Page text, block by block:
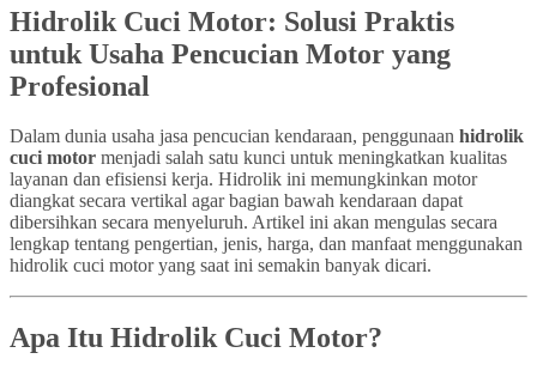
Hidrolik Cuci Motor: Solusi Praktis
untuk Usaha Pencucian Motor yang
Profesional
Dalam dunia usaha jasa pencucian kendaraan, penggunaan hidrolik
cuci motor menjadi salah satu kunci untuk meningkatkan kualitas
layanan dan efisiensi kerja. Hidrolik ini memungkinkan motor
diangkat secara vertikal agar bagian bawah kendaraan dapat
dibersihkan secara menyeluruh. Artikel ini akan mengulas secara
lengkap tentang pengertian, jenis, harga, dan manfaat menggunakan
hidrolik cuci motor yang saat ini semakin banyak dicari.
Apa Itu Hidrolik Cuci Motor?